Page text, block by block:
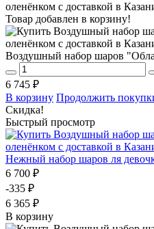
Товар добавлен в корзину!
Воздушный набор шаров
6 745 ₽
В корзину Продолжить
Скидка!
Быстрый просмотр
Нежный набор шаров ля
6 700 ₽
-335 ₽
6 365 ₽
В корзину